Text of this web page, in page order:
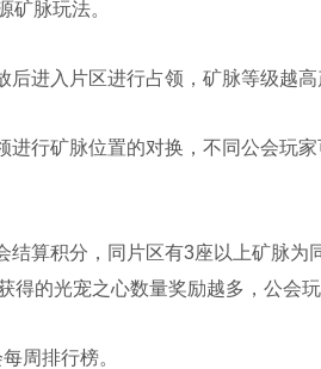
矿脉玩法。
后进入片区进行占领，矿脉等级越高
进行矿脉位置的对换，不同公会玩
结算积分，同片区有3座以上矿脉
得的光宠之心数量奖励越多，公会
周排行榜。